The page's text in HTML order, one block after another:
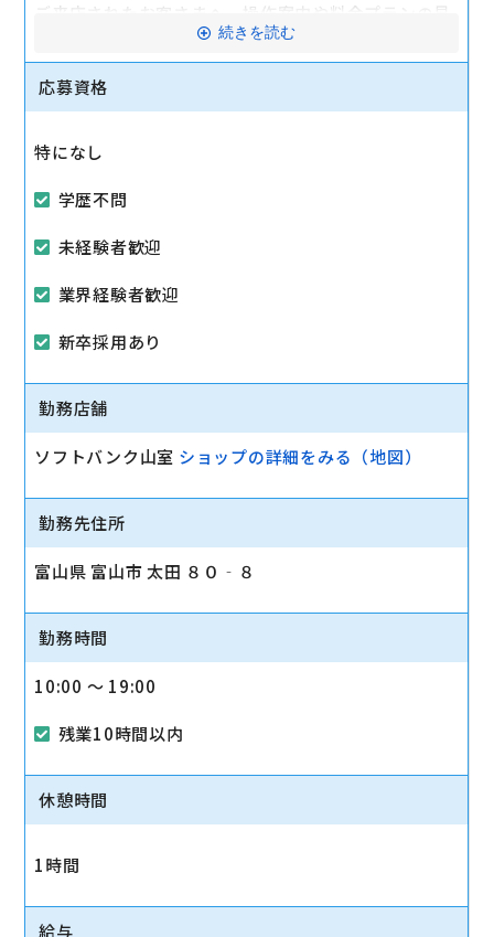
ご来店されたお客さまへ、操作案内や料金プランの見
直しなどのアフターサービスや、ご利用状況をヒアリ
ングした上でより快適にお過ごしいただけるよう提案
を行います。
マイカー通勤可
続きを読む
応募資格
特になし
学歴不問
未経験者歓迎
業界経験者歓迎
新卒採用あり
勤務店舗
ソフトバンク山室 ショップの詳細をみる（地図）
勤務先住所
富山県 富山市 太田 ８０‐８
勤務時間
10:00 〜 19:00
残業10時間以内
休憩時間
1時間
給与